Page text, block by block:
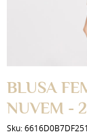
BLUSA
NUVEM -
Sku: